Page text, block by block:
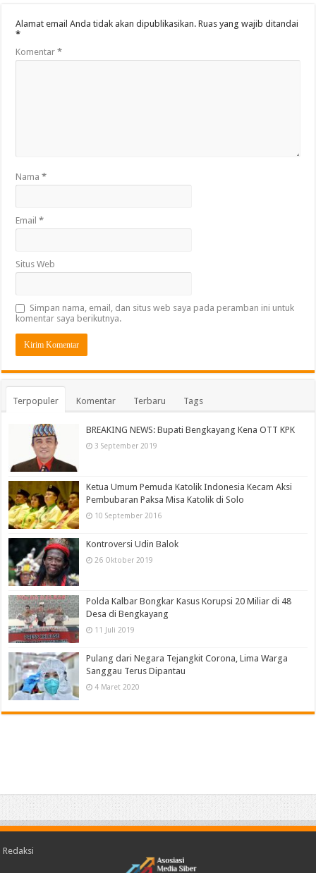
Alamat email Anda tidak akan dipublikasikan. Ruas yang wajib ditandai
*
Komentar*
Nama*
Email*
Situs Web
Simpan nama, email, dan situs web saya pada peramban ini untuk
komentar saya berikutnya.
Terpopuler Komentar Terbaru Tags
BREAKING NEWS: Bupati Bengkayang Kena OTT KPK
3 September 2019
Ketua Umum Pemuda Katolik Indonesia Kecam Aksi
Pembubaran Paksa Misa Katolik di Solo
10 September 2016
Kontroversi Udin Balok
26 Oktober 2019
Polda Kalbar Bongkar Kasus Korupsi 20 Miliar di 48
Desa di Bengkayang
11 Juli 2019
Pulang dari Negara Tejangkit Corona, Lima Warga
Sanggau Terus Dipantau
4 Maret 2020
Redaksi